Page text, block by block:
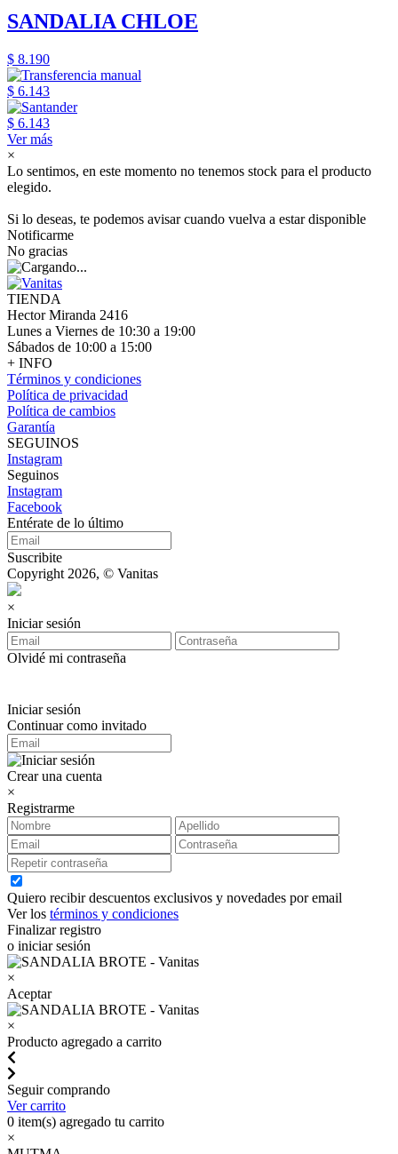
SANDALIA CHLOE
$ 8.190
$ 6.143
$ 6.143
Ver más
×
Lo sentimos, en este momento no tenemos stock para el producto
elegido.
Si lo deseas, te podemos avisar cuando vuelva a estar disponible
Notificarme
No gracias
TIENDA
Hector Miranda 2416
Lunes a Viernes de 10:30 a 19:00
Sábados de 10:00 a 15:00
+ INFO
Términos y condiciones
Política de privacidad
Política de cambios
Garantía
SEGUINOS
Instagram
Seguinos
Instagram
Facebook
Entérate de lo último
Suscribite
Copyright 2026, © Vanitas
×
Iniciar sesión
Olvidé mi contraseña
Iniciar sesión
Continuar como invitado
Crear una cuenta
×
Registrarme
Quiero recibir descuentos exclusivos y novedades por email
Ver los términos y condiciones
Finalizar registro
o iniciar sesión
×
Aceptar
×
Producto agregado a carrito
Seguir comprando
Ver carrito
0 item(s) agregado tu carrito
×